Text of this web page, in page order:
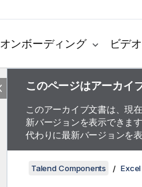
オンボーディング ビデオ
このページはアーカイ
このアーカイブ文書は、現
新バージョンを表示できます
代わりに最新バージョンを
Talend Components Excel